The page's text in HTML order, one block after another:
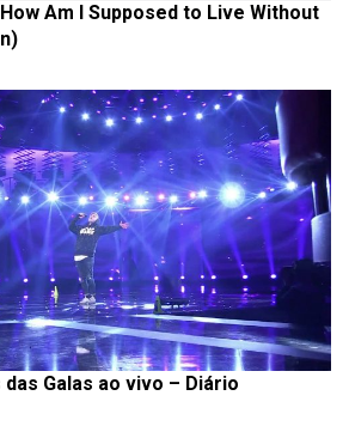
Am I Supposed to Live Without
Galas ao vivo – Diário